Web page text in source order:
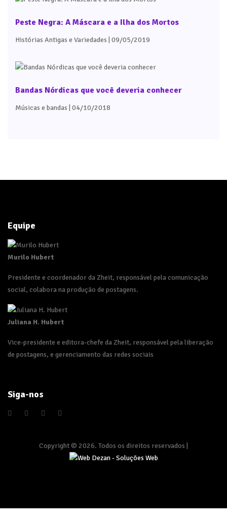
Peste Negra: A Máscara e a Ilha dos Mortos
Histórias Antigas e Variedades | 09/05/2019
Bandas Nórdicas que você deveria conhecer
Músicas e bandas | 04/10/2018
Equipe
Murilo Hubert
Presidente e coordenador da Zheit, responsável pela comunicação
social, colabora na produção de postagens.
Juliana H. Hubert
Vice-presidente e editora-chefe da Zheit, responsável pela liberação
de postagens, e gerenciamento das redes sociais
Siga-nos
Copyright © 2026. Todos os direitos reservados |